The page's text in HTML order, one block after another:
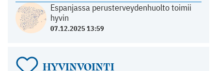
Espanjassa perusterveydenhuolto toimii
hyvin
07.12.2025 13:59
HYVINVOINTI